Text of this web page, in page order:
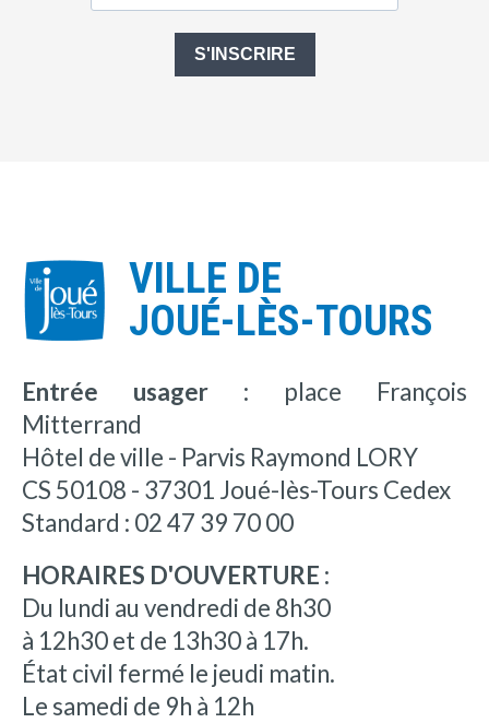
S'INSCRIRE
VILLE DE
JOUÉ-LÈS-TOURS
Entrée usager : place François
Mitterrand
Hôtel de ville - Parvis Raymond LORY
CS 50108 - 37301 Joué-lès-Tours Cedex
Standard : 02 47 39 70 00
HORAIRES D'OUVERTURE :
Du lundi au vendredi de 8h30
à 12h30 et de 13h30 à 17h.
État civil fermé le jeudi matin.
Le samedi de 9h à 12h